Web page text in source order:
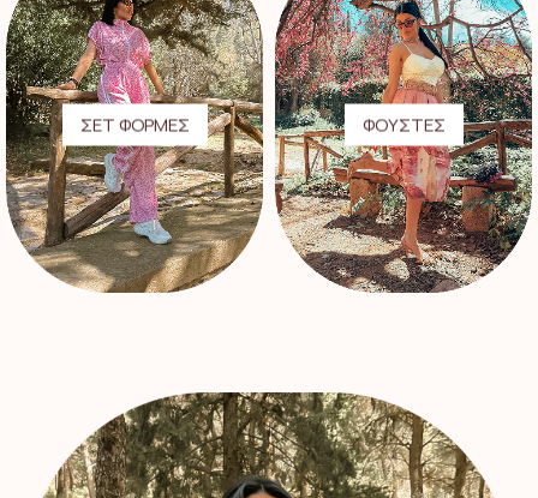
ΣΕΤ ΦΟΡΜΕΣ ΦΟΥΣΤΕΣ